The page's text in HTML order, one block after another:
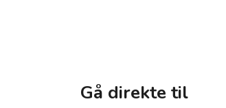
Gå direkte til